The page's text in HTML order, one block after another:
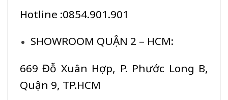
Hotline :0854.901.901
SHOWROOM QUẬN 2 – HCM:
669 Đỗ Xuân Hợp, P. Phước Long B,
Quận 9, TP.HCM